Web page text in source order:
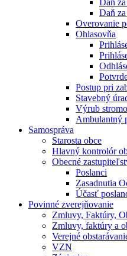
Daň za
Daň
Overovanie
Ohlasovňa
Postup pri
Stavebný
Výrub
Ambulantný
Samospráva
Starosta obce
Hlavný kontrolór
Obecné
Poslanci
Zasadnutia
Účasť
Povinné zverejňovanie
Zmluvy, Faktúry,
Zmluvy, faktúry a
Verejné
VZN